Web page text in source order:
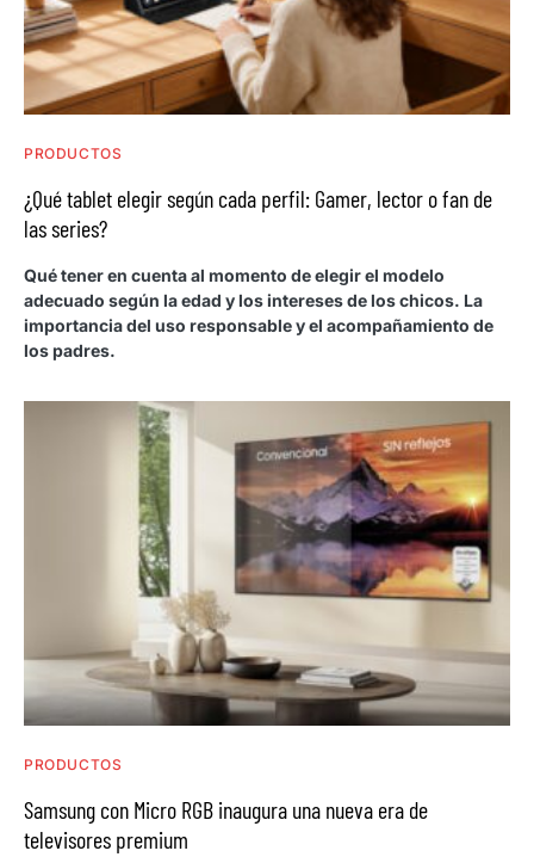
PRODUCTOS
¿Qué tablet elegir según cada perfil: Gamer, lector o fan de
las series?
Qué tener en cuenta al momento de elegir el modelo
adecuado según la edad y los intereses de los chicos. La
importancia del uso responsable y el acompañamiento de
los padres.
PRODUCTOS
Samsung con Micro RGB inaugura una nueva era de
televisores premium